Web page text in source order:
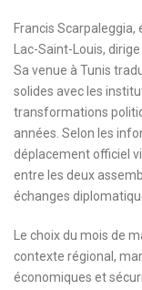
Francis
Lac-Saint-Louis,
Sa venue à Tunis
solides avec les
transformations
années. Selon les
déplacement officiel
entre les deux
échanges
Le choix du mois de
contexte régional,
économiques et